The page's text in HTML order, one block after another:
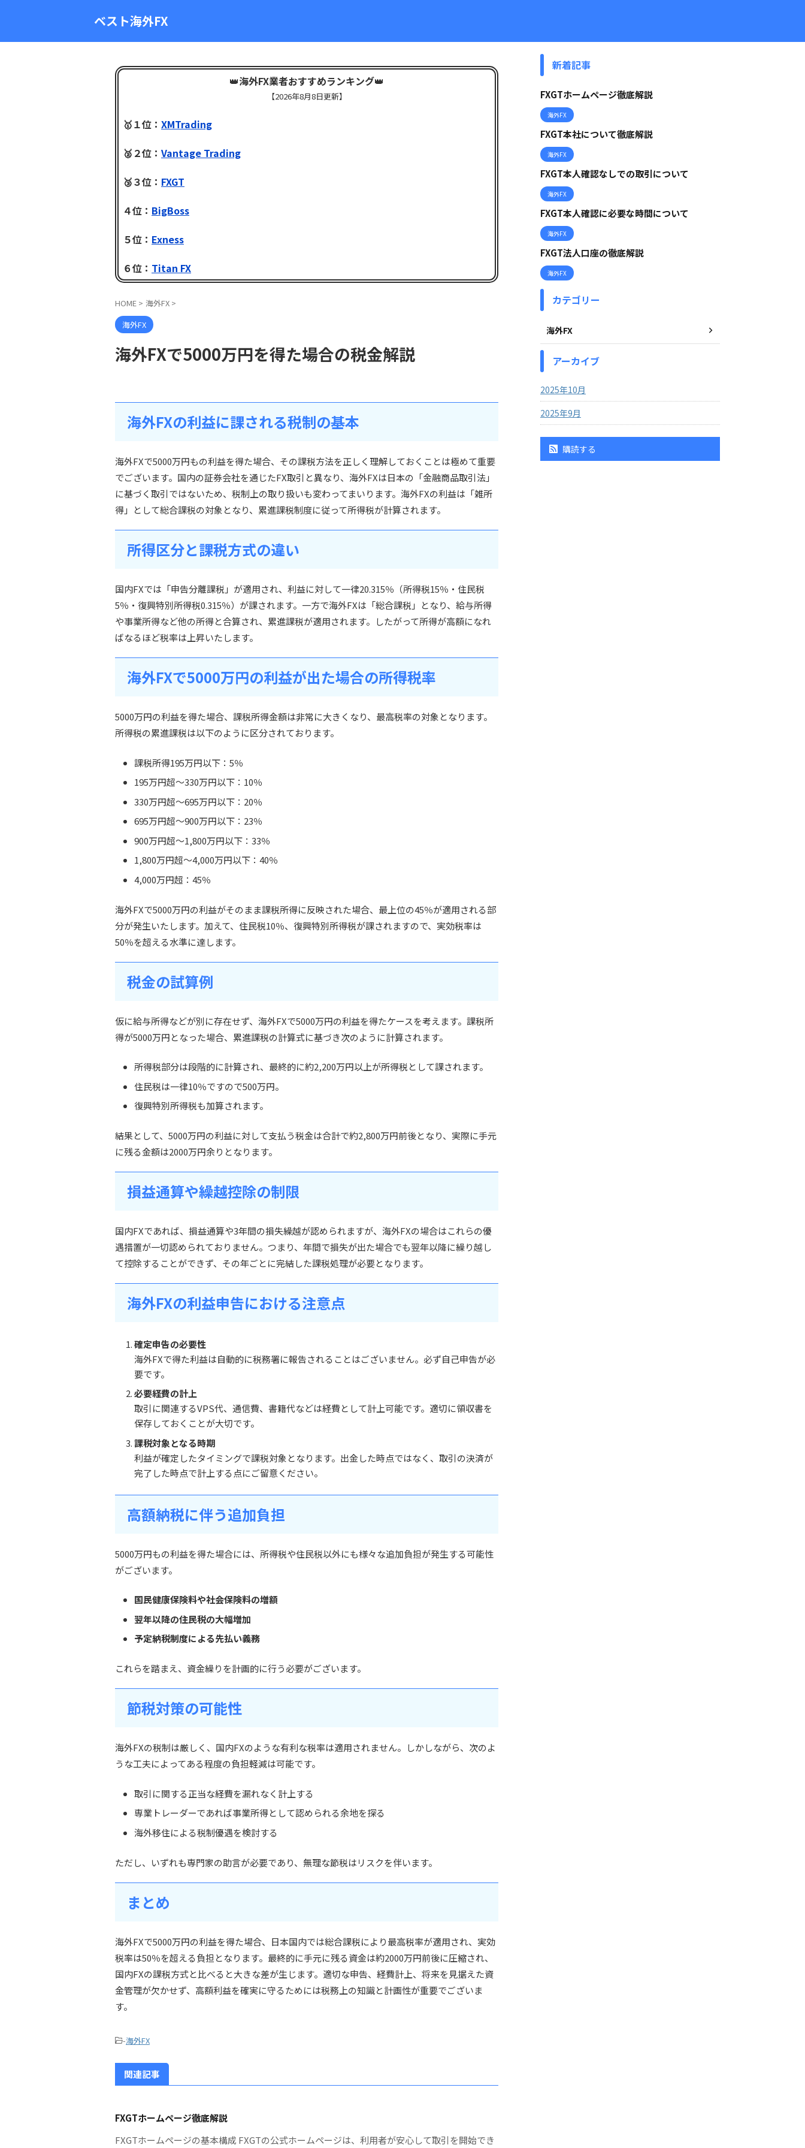
ベスト海外FX
👑海外FX業者おすすめランキング👑
【2026年8月8日更新】
🥇１位： XMTrading
🥈２位： Vantage Trading
🥉３位： FXGT
４位： BigBoss
５位： Exness
６位： Titan FX
HOME > 海外FX >
海外FX
海外FXで5000万円を得た場合の税金解説
海外FXの利益に課される税制の基本
海外FXで5000万円もの利益を得た場合、その課税方法を正しく理解しておくことは極めて重要
でございます。国内の証券会社を通じたFX取引と異なり、海外FXは日本の「金融商品取引法」
に基づく取引ではないため、税制上の取り扱いも変わってまいります。海外FXの利益は「雑所
得」として総合課税の対象となり、累進課税制度に従って所得税が計算されます。
所得区分と課税方式の違い
国内FXでは「申告分離課税」が適用され、利益に対して一律20.315％（所得税15％・住民税
5％・復興特別所得税0.315％）が課されます。一方で海外FXは「総合課税」となり、給与所得
や事業所得など他の所得と合算され、累進課税が適用されます。したがって所得が高額になれ
ばなるほど税率は上昇いたします。
海外FXで5000万円の利益が出た場合の所得税率
5000万円の利益を得た場合、課税所得金額は非常に大きくなり、最高税率の対象となります。
所得税の累進課税は以下のように区分されております。
課税所得195万円以下：5％
195万円超〜330万円以下：10％
330万円超〜695万円以下：20％
695万円超〜900万円以下：23％
900万円超〜1,800万円以下：33％
1,800万円超〜4,000万円以下：40％
4,000万円超：45％
海外FXで5000万円の利益がそのまま課税所得に反映された場合、最上位の45％が適用される部
分が発生いたします。加えて、住民税10％、復興特別所得税が課されますので、実効税率は
50％を超える水準に達します。
税金の試算例
仮に給与所得などが別に存在せず、海外FXで5000万円の利益を得たケースを考えます。課税所
得が5000万円となった場合、累進課税の計算式に基づき次のように計算されます。
所得税部分は段階的に計算され、最終的に約2,200万円以上が所得税として課されます。
住民税は一律10％ですので500万円。
復興特別所得税も加算されます。
結果として、5000万円の利益に対して支払う税金は合計で約2,800万円前後となり、実際に手元
に残る金額は2000万円余りとなります。
損益通算や繰越控除の制限
国内FXであれば、損益通算や3年間の損失繰越が認められますが、海外FXの場合はこれらの優
遇措置が一切認められておりません。つまり、年間で損失が出た場合でも翌年以降に繰り越し
て控除することができず、その年ごとに完結した課税処理が必要となります。
海外FXの利益申告における注意点
確定申告の必要性
海外FXで得た利益は自動的に税務署に報告されることはございません。必ず自己申告が必
要です。
必要経費の計上
取引に関連するVPS代、通信費、書籍代などは経費として計上可能です。適切に領収書を
保存しておくことが大切です。
課税対象となる時期
利益が確定したタイミングで課税対象となります。出金した時点ではなく、取引の決済が
完了した時点で計上する点にご留意ください。
高額納税に伴う追加負担
5000万円もの利益を得た場合には、所得税や住民税以外にも様々な追加負担が発生する可能性
がございます。
国民健康保険料や社会保険料の増額
翌年以降の住民税の大幅増加
予定納税制度による先払い義務
これらを踏まえ、資金繰りを計画的に行う必要がございます。
節税対策の可能性
海外FXの税制は厳しく、国内FXのような有利な税率は適用されません。しかしながら、次のよ
うな工夫によってある程度の負担軽減は可能です。
取引に関する正当な経費を漏れなく計上する
専業トレーダーであれば事業所得として認められる余地を探る
海外移住による税制優遇を検討する
ただし、いずれも専門家の助言が必要であり、無理な節税はリスクを伴います。
まとめ
海外FXで5000万円の利益を得た場合、日本国内では総合課税により最高税率が適用され、実効
税率は50％を超える負担となります。最終的に手元に残る資金は約2000万円前後に圧縮され、
国内FXの課税方式と比べると大きな差が生じます。適切な申告、経費計上、将来を見据えた資
金管理が欠かせず、高額利益を確実に守るためには税務上の知識と計画性が重要でございま
す。
-海外FX
関連記事
FXGTホームページ徹底解説
FXGTホームページの基本構成 FXGTの公式ホームページは、利用者が安心して取引を開始でき
新着記事
FXGTホームページ徹底解説
海外FX
FXGT本社について徹底解説
海外FX
FXGT本人確認なしでの取引について
海外FX
FXGT本人確認に必要な時間について
海外FX
FXGT法人口座の徹底解説
海外FX
カテゴリー
海外FX
アーカイブ
2025年10月
2025年9月
購読する